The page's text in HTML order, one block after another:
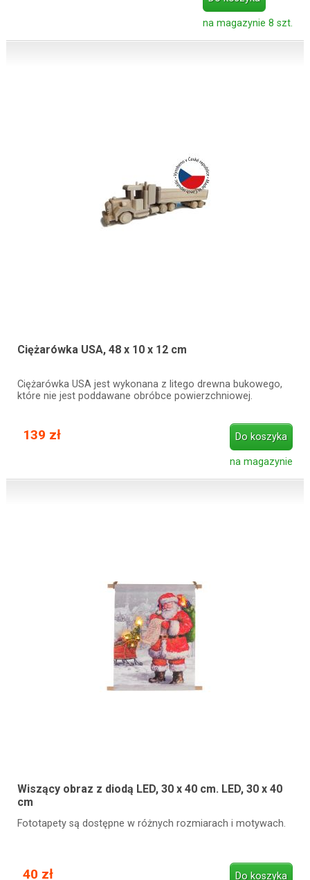
na magazynie 8 szt.
Ciężarówka USA, 48 x 10 x 12 cm
Ciężarówka USA jest wykonana z litego drewna bukowego,
które nie jest poddawane obróbce powierzchniowej.
139 zł Do koszyka
na magazynie
Wiszący obraz z diodą LED, 30 x 40 cm. LED, 30 x 40
cm
Fototapety są dostępne w różnych rozmiarach i motywach.
40 zł Do koszyka